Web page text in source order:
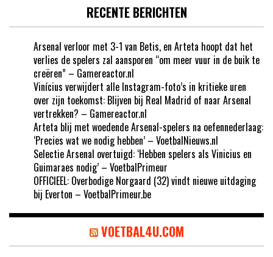
RECENTE BERICHTEN
Arsenal verloor met 3-1 van Betis, en Arteta hoopt dat het
verlies de spelers zal aansporen “om meer vuur in de buik te
creëren” – Gamereactor.nl
Vinícius verwijdert alle Instagram-foto’s in kritieke uren
over zijn toekomst: Blijven bij Real Madrid of naar Arsenal
vertrekken? – Gamereactor.nl
Arteta blij met woedende Arsenal-spelers na oefennederlaag:
‘Precies wat we nodig hebben’ – VoetbalNieuws.nl
Selectie Arsenal overtuigd: ‘Hebben spelers als Vinicius en
Guimaraes nodig’ – VoetbalPrimeur
OFFICIEEL: Overbodige Norgaard (32) vindt nieuwe uitdaging
bij Everton – VoetbalPrimeur.be
VOETBAL4U.COM